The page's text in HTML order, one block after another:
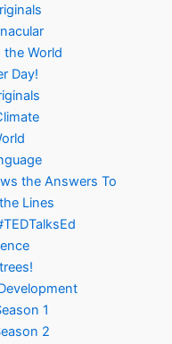
World
Day!
the Answers To
Lines
1
2